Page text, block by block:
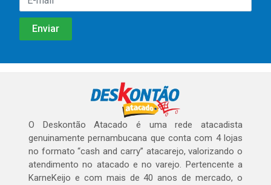
O Deskontão Atacado é uma rede atacadista
genuinamente pernambucana que conta com 4 lojas
no formato “cash and carry” atacarejo, valorizando o
atendimento no atacado e no varejo. Pertencente a
KarneKeijo e com mais de 40 anos de mercado, o